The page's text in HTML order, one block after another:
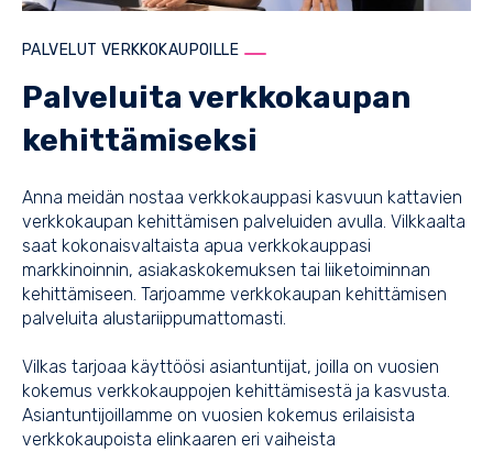
PALVELUT VERKKOKAUPOILLE
Palveluita verkkokaupan
kehittämiseksi
Anna meidän nostaa verkkokauppasi kasvuun kattavien
verkkokaupan kehittämisen palveluiden avulla. Vilkkaalta
saat kokonaisvaltaista apua verkkokauppasi
markkinoinnin, asiakaskokemuksen tai liiketoiminnan
kehittämiseen. Tarjoamme verkkokaupan kehittämisen
palveluita alustariippumattomasti.
Vilkas tarjoaa käyttöösi asiantuntijat, joilla on vuosien
kokemus verkkokauppojen kehittämisestä ja kasvusta.
Asiantuntijoillamme on vuosien kokemus erilaisista
verkkokaupoista elinkaaren eri vaiheista